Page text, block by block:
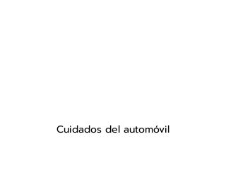
Cuidados del automóvil